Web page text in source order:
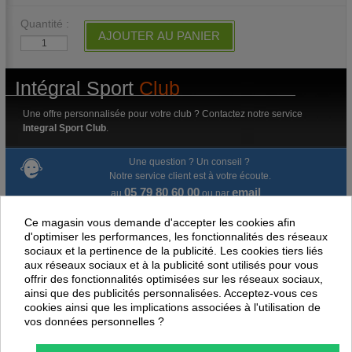
Quantité :
AJOUTER AU PANIER
Intégral Sport Club
Une offre personnalisée pour votre club ? Contactez notre service
Integral Sport Club
Une question ? Un conseil ?
Notre service client est à votre écoute.
au 05 79 80 60 00ou par email
Livraison gratuite dès 100 € d'achat.
Paiement en ligne 100% sécurisé
Paiement par virement
Satisfait ou remboursé jusqu'à 60 jours
Ce magasin vous demande d'accepter les cookies afin
d'optimiser les performances, les fonctionnalités des réseaux
sociaux et la pertinence de la publicité. Les cookies tiers liés
aux réseaux sociaux et à la publicité sont utilisés pour vous
offrir des fonctionnalités optimisées sur les réseaux sociaux,
ainsi que des publicités personnalisées. Acceptez-vous ces
cookies ainsi que les implications associées à l'utilisation de
vos données personnelles ?